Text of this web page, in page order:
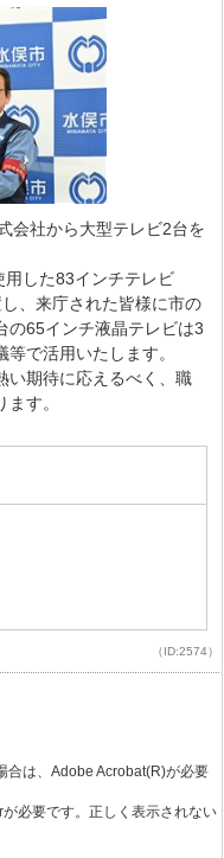
会社から大型テレビ2台を
した83インチテレビ
、来庁された皆様に市の
の65インチ液晶テレビは3
で活用いたします。
い期待に応えるべく、職
す。
（ID:2574）
合は、Adobe Acrobat(R)が必要
必要です。正しく表示されない